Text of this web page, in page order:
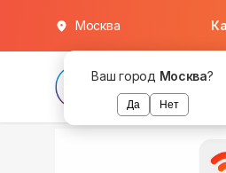
Ваш город Москва?
Да Нет
Москва
в наличии
в наличии